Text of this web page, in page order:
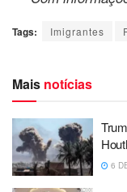
Tags: Imigrantes
Mais notícias
6